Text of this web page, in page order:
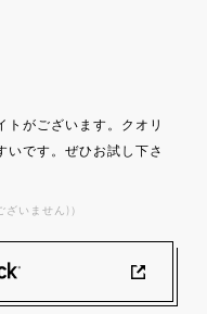
トがございます。クオリ
いです。ぜひお試し下さ
いません)）